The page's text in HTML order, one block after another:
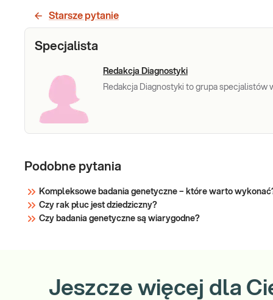
mutacje w
SERPINA1
(AAT)
genie SERPINA1 (AAT). Badanie
wątroby.
Sprawdź
Starsze pytanie
Specjalista
Redakcja Diagnostyki
Redakcja Diagnostyki to grupa specjalistów
Podobne pytania
Kompleksowe badania genetyczne – które warto
Czy rak płuc jest dziedziczny?
Czy badania genetyczne są wiarygodne?
Jeszcze więcej dla